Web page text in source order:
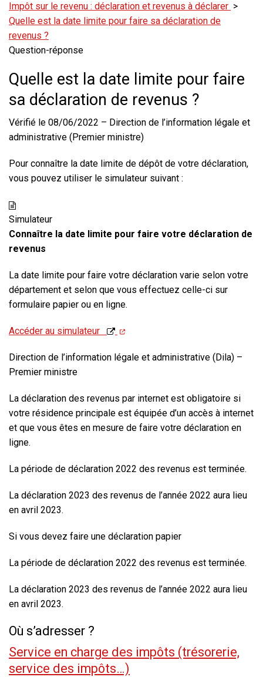
Impôt sur le revenu : déclaration et revenus à déclarer >
Quelle est la date limite pour faire sa déclaration de
revenus ?
Question-réponse
Quelle est la date limite pour faire
sa déclaration de revenus ?
Vérifié le 08/06/2022 – Direction de l’information légale et
administrative (Premier ministre)
Pour connaître la date limite de dépôt de votre déclaration,
vous pouvez utiliser le simulateur suivant :
Simulateur
Connaître la date limite pour faire votre déclaration de
revenus
La date limite pour faire votre déclaration varie selon votre
département et selon que vous effectuez celle-ci sur
formulaire papier ou en ligne.
Accéder au simulateur
Direction de l’information légale et administrative (Dila) –
Premier ministre
La déclaration des revenus par internet est obligatoire si
votre résidence principale est équipée d’un accès à internet
et que vous êtes en mesure de faire votre déclaration en
ligne.
La période de déclaration 2022 des revenus est terminée.
La déclaration 2023 des revenus de l’année 2022 aura lieu
en avril 2023.
Si vous devez faire une déclaration papier
La période de déclaration 2022 des revenus est terminée.
La déclaration 2023 des revenus de l’année 2022 aura lieu
en avril 2023.
Où s’adresser ?
Service en charge des impôts (trésorerie,
service des impôts…)